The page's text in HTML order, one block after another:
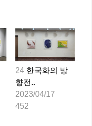
24 한국화의 방
향전..
2023/04/17
452